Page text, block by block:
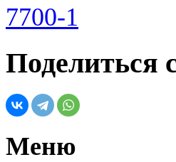
Поделиться
Меню